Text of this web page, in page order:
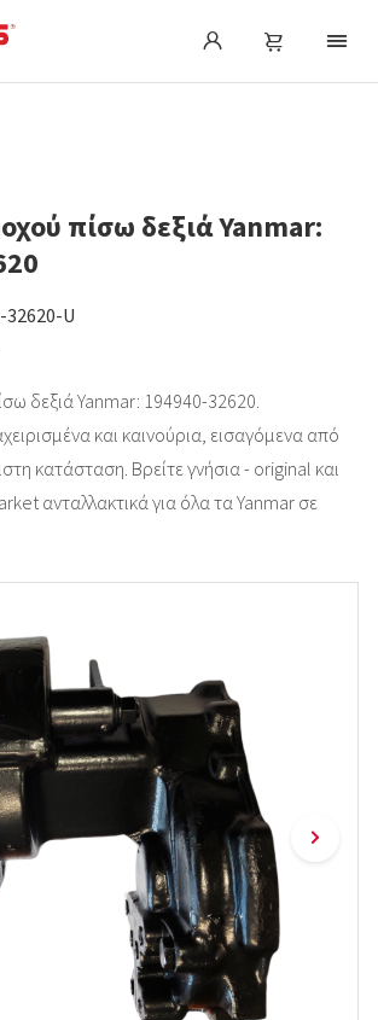
πίσω δεξιά Yanmar:
32620-U
δεξιά Yanmar: 194940-32620.
και καινούρια, εισαγόμενα από
κατάσταση. Βρείτε γνήσια - original και
ανταλλακτικά για όλα τα Yanmar σε